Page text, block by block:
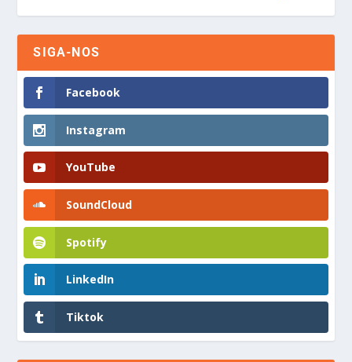
SIGA-NOS
Facebook
Instagram
YouTube
SoundCloud
Spotify
LinkedIn
Tiktok